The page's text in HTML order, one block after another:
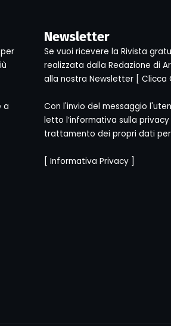
a
Newsletter
Se vuoi ricevere la Rivista
realizzata dalla Redazione di
alla nostra Newsletter [ Clicca
Con l'invio del messaggio
letto l’informativa sulla
trattamento dei propri dati
[ Informativa Privacy]